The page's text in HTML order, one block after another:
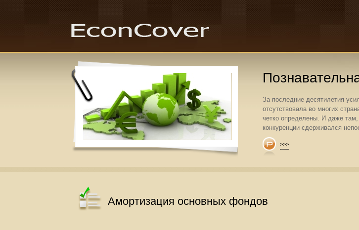
За последние десятилетия
отсутствовала во многих
четко определены. И даже
конкуренции сдерживался
>>>
Амортизация основных фондов